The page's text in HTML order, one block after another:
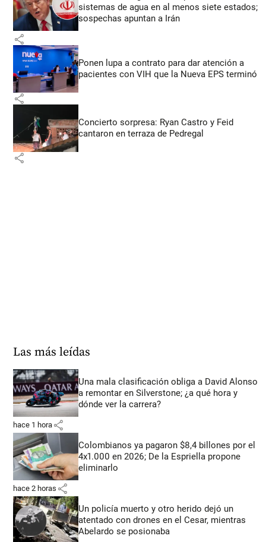
sistemas de agua en al menos siete estados;
sospechas apuntan a Irán
share
Ponen lupa a contrato para dar atención a
pacientes con VIH que la Nueva EPS terminó
share
Concierto sorpresa: Ryan Castro y Feid
cantaron en terraza de Pedregal
share
Las más leídas
Una mala clasificación obliga a David Alonso
a remontar en Silverstone; ¿a qué hora y
dónde ver la carrera?
hace 1 hora share
Colombianos ya pagaron $8,4 billones por el
4x1.000 en 2026; De la Espriella propone
eliminarlo
hace 2 horas share
Un policía muerto y otro herido dejó un
atentado con drones en el Cesar, mientras
Abelardo se posionaba